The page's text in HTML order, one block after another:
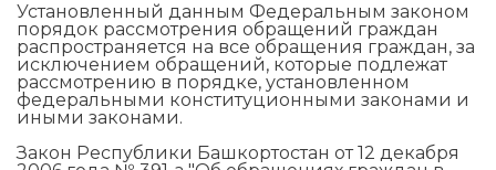
Установленный данным Федеральным законом
порядок рассмотрения обращений граждан
распространяется на все обращения граждан, за
исключением обращений, которые подлежат
рассмотрению в порядке, установленном
федеральными конституционными законами и
иными законами.
Закон Республики Башкортостан от 12 декабря